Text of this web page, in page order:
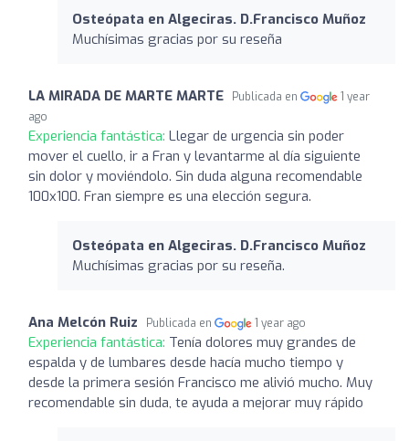
Osteópata en Algeciras. D.Francisco Muñoz
Muchísimas gracias por su reseña
LA MIRADA DE MARTE MARTE Publicada en
1 year
ago
Experiencia fantástica: Llegar de urgencia sin poder
mover el cuello, ir a Fran y levantarme al día siguiente
sin dolor y moviéndolo. Sin duda alguna recomendable
100x100. Fran siempre es una elección segura.
Osteópata en Algeciras. D.Francisco Muñoz
Muchísimas gracias por su reseña.
Ana Melcón Ruiz Publicada en 1 year ago
Experiencia fantástica: Tenía dolores muy grandes de
espalda y de lumbares desde hacía mucho tiempo y
desde la primera sesión Francisco me alivió mucho. Muy
recomendable sin duda, te ayuda a mejorar muy rápido